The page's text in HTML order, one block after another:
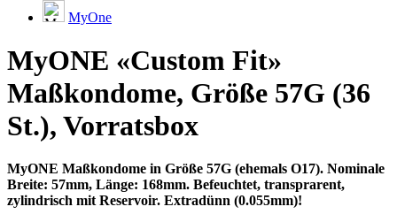
MyOne
MyONE «Custom Fit»
Maßkondome, Größe 57G (36
St.), Vorratsbox
MyONE Maßkondome in Größe 57G (ehemals O17). Nominale
Breite: 57mm, Länge: 168mm. Befeuchtet, transprarent,
zylindrisch mit Reservoir. Extradünn (0.055mm)!